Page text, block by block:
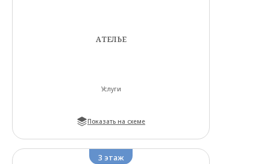
АТЕЛЬЕ
Услуги
Показать на схеме
3 этаж